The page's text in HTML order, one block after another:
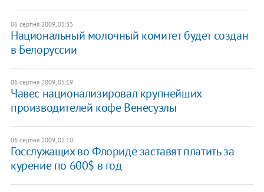
06 серпня 2009, 05:33
Национальный молочный комитет будет создан
в Белоруссии
06 серпня 2009, 05:19
Чавес национализировал крупнейших
производителей кофе Венесуэлы
06 серпня 2009, 02:10
Госслужащих во Флориде заставят платить за
курение по 600$ в год